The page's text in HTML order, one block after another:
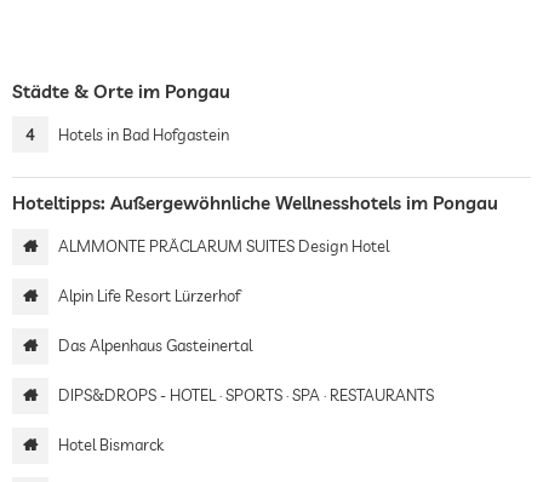
Städte & Orte im Pongau
4 Hotels in Bad Hofgastein
Hoteltipps: Außergewöhnliche Wellnesshotels im Pongau
ALMMONTE PRÄCLARUM SUITES Design Hotel
Alpin Life Resort Lürzerhof
Das Alpenhaus Gasteinertal
DIPS&DROPS - HOTEL · SPORTS · SPA · RESTAURANTS
Hotel Bismarck